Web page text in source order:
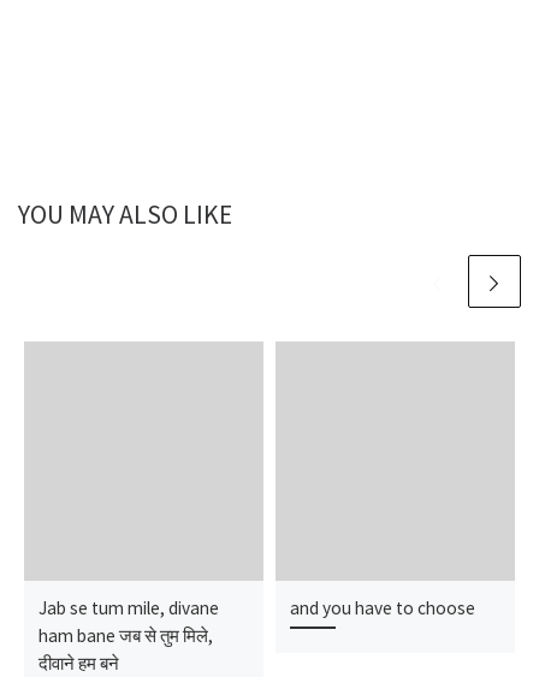
YOU MAY ALSO LIKE
Jab se tum mile, divane
ham bane जब से तुम मिले,
दीवाने हम बने
and you have to choose